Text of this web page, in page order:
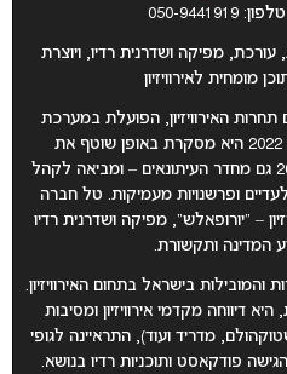
טלפון: 050-9441919
מפיקה ושדרנית רדיו, ויוצרת
מומחית לאירוויזיון
האירוויזיון, הפועלת במערכת
EuroMix מזה ארבע שנים. מאז 2022 היא מסקרת באופן שוטף את
האירוויזיון מהעיר המארחת, ומ-2023 גם מחדר העיתונאים – ומביאה לקהל
ופרשנויות מעמיקות. טל חברה
– “יורופאלש”, מפיקה ושדרנית רדיו
המדינה ותקשורת.
בישראל בתחום האירוויזיון.
דיווחה מקדמי אירוויזיון ומסיבות
מדריד ועוד), התראיינה לגופי
פודקאסט ותוכניות רדיו בנושא.